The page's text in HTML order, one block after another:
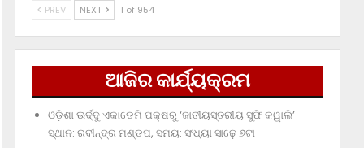
PREV NEXT 1 of 954
ଆଜିର କାର୍ଯ୍ୟକ୍ରମ
ଓଡ଼ିଶା ଊର୍ଦ୍ଦୁ ଏକାଡେମି ପକ୍ଷରୁ ‘ଜାତୀୟସ୍ତରୀୟ ସୁଫି କୱାଲି’
ସ୍ଥାନ: ରବୀନ୍ଦ୍ର ମଣ୍ଡପ, ସମୟ: ସଂଧ୍ୟା ସାଢ଼େ ୬ଟା